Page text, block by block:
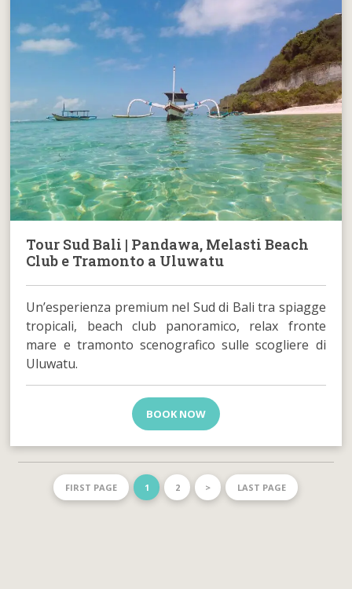
Tour Sud Bali | Pandawa, Melasti Beach
Club e Tramonto a Uluwatu
Un’esperienza premium nel Sud di Bali tra spiagge
tropicali, beach club panoramico, relax fronte
mare e tramonto scenografico sulle scogliere di
Uluwatu.
BOOK NOW
FIRST PAGE 1 2 > LAST PAGE